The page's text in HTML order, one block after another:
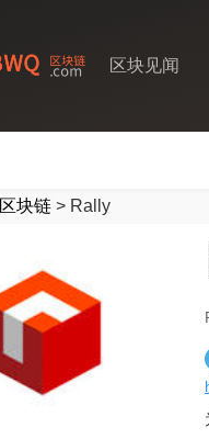
区块见闻
区块链 > Rally